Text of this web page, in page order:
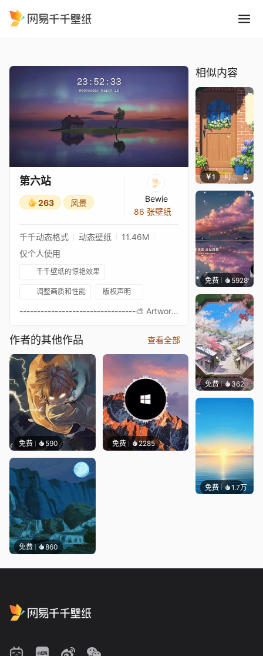
第六站
263 风景
Bewie
86 张壁纸
千千动态格式 动态壁纸
11.46M
仅个人使用
千千壁纸的惊艳效果
调整画质和性能 版权声明
---------------------------------🎨 Artwork by Louis Coyle [dribbble.com]🎵 Music source here ---------------------------------- Stars- Lake - Spirited Away- Anime- Beach- Island- Day Night- Clouds- Cabin- Tree- Clock- Spotify- Cycle- Visualizer ---------------------------------
作者的其他作品 查看全部
免费 590 免费 2285
免费 860
相似内容
￥1 叮叮当当
免费 5928冰茶
免费 362渔小小
免费 1.7万Ruth